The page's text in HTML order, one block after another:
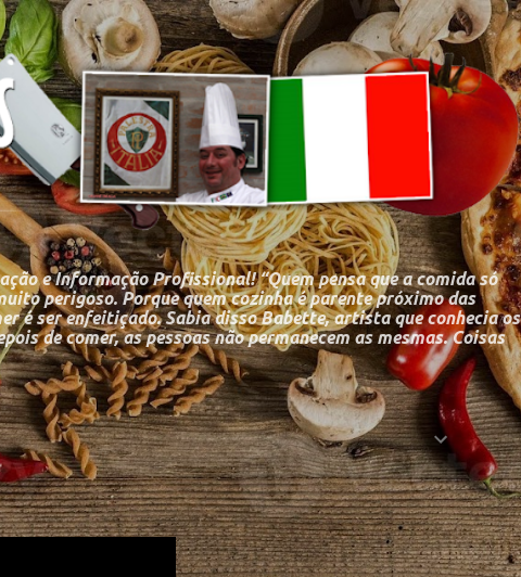
o conteúdo principal
e Informação Profissional! “Quem pensa que a comida só
perigoso. Porque quem cozinha é parente próximo das
é ser enfeitiçado. Sabia disso Babette, artista que conhecia os
de comer, as pessoas não permanecem as mesmas. Coisas